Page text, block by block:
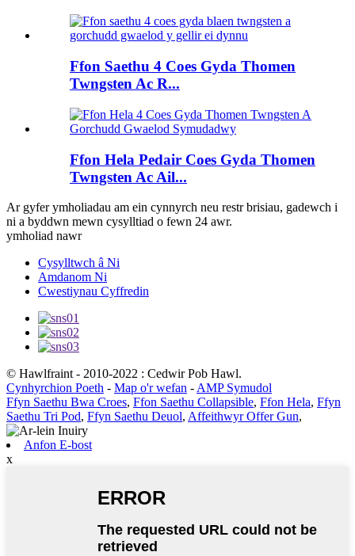
Ffon Saethu 4 Coes Gyda Thomen
Twngsten Ac R...
Ffon Hela Pedair Coes Gyda Thomen
Twngsten Ac Ail...
Ar gyfer ymholiadau am ein cynnyrch neu restr brisiau, gadewch i
ni a byddwn mewn cysylltiad o fewn 24 awr.
ymholiad nawr
Cysylltwch â Ni
Amdanom Ni
Cwestiynau Cyffredin
© Hawlfraint - 2010-2022 : Cedwir Pob Hawl.
Cynhyrchion Poeth - Map o'r wefan - AMP Symudol
Ffyn Saethu Bwa Croes, Ffon Saethu Collapsible, Ffon Hela, Ffyn
Saethu Tri Pod, Ffyn Saethu Deuol, Affeithwyr Offer Gun,
Anfon E-bost
x